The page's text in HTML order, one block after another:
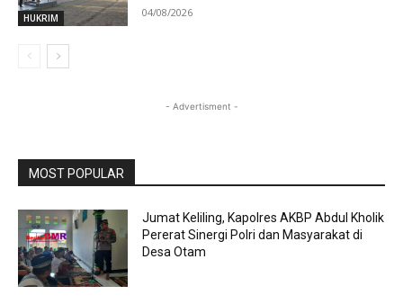
HUKRIM 04/08/2026
- Advertisment -
MOST POPULAR
Jumat Keliling, Kapolres AKBP Abdul Kholik
Pererat Sinergi Polri dan Masyarakat di
Desa Otam